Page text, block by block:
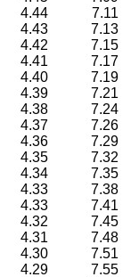
4.44 7.11
4.43 7.13
4.42 7.15
4.41 7.17
4.40 7.19
4.39 7.21
4.38 7.24
4.37 7.26
4.36 7.29
4.35 7.32
4.34 7.35
4.33 7.38
4.33 7.41
4.32 7.45
4.31 7.48
4.30 7.51
4.29 7.55